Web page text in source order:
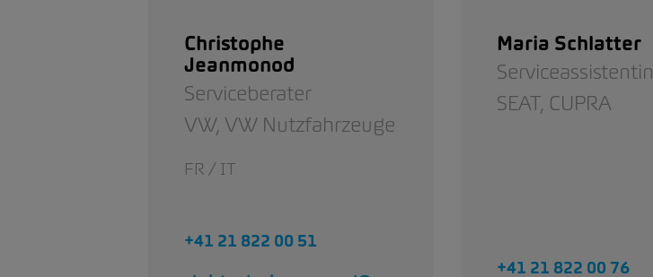
Christophe
Jeanmonod
Serviceberater
VW, VW Nutzfahrzeuge
FR / IT
+41 21 822 00 51
Maria Schlatter
Serviceassistentin
SEAT, CUPRA
+41 21 822 00 76